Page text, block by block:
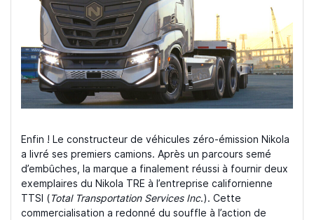
Enfin ! Le constructeur de véhicules zéro-émission Nikola
a livré ses premiers camions. Après un parcours semé
d’embûches, la marque a finalement réussi à fournir deux
exemplaires du Nikola TRE à l’entreprise californienne
TTSI (Total Transportation Services Inc.). Cette
commercialisation a redonné du souffle à l’action de